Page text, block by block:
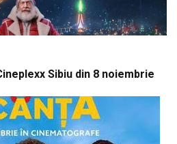
Sibiu din 8 noiembrie